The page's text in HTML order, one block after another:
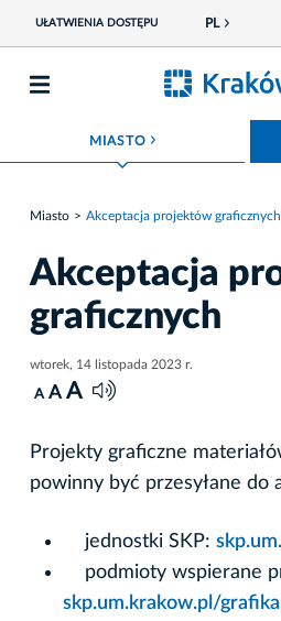
UŁATWIENIA DOSTĘPU PL
MIASTO ROZWIŃ MENU
Miasto Akceptacja projektów graficznych
Akceptacja
graficznych
wtorek, 14 listopada 2023 r.
A A A
Projekty graficzne
powinny być przesyłane do
jednostki SKP:
podmioty wspierane
skp.um.krakow.pl/grafika